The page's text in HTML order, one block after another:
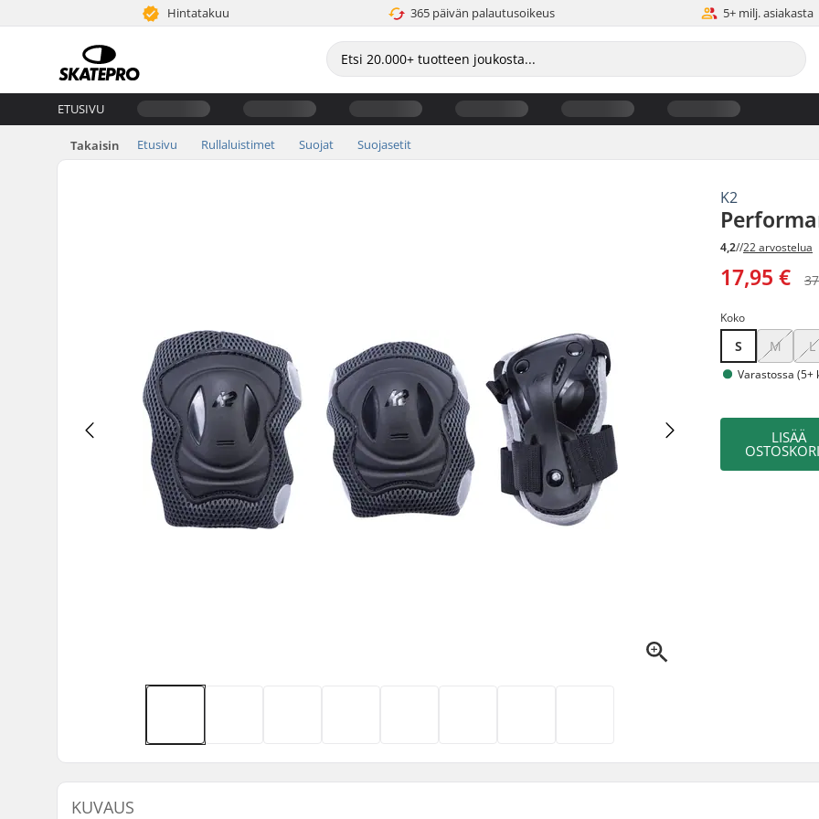
Hintatakuu 365 päivän palautusoikeus 5+ milj. asiakasta
ETUSIVU
Takaisin Etusivu Rullaluistimet Suojat Suojasetit
K2
4,2//22 arvostelua
17,95 €
Koko
S M L
Varastossa (5+
LISÄÄ
KUVAUS